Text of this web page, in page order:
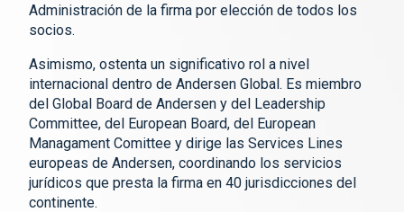
Administración de la firma por elección de todos los
socios.
Asimismo, ostenta un significativo rol a nivel
internacional dentro de Andersen Global. Es miembro
del Global Board de Andersen y del Leadership
Committee, del European Board, del European
Managament Comittee y dirige las Services Lines
europeas de Andersen, coordinando los servicios
jurídicos que presta la firma en 40 jurisdicciones del
continente.